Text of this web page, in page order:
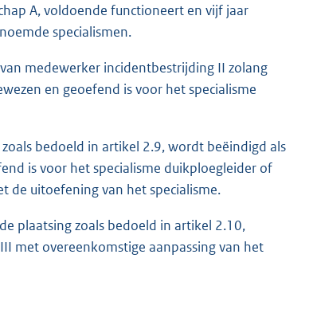
A, voldoende functioneert en vijf jaar
specialismen.
medewerker incidentbestrijding II zolang
en geoefend is voor het specialisme
bedoeld in artikel 2.9, wordt beëindigd als
is voor het specialisme duikploegleider of
de uitoefening van het specialisme.
plaatsing zoals bedoeld in artikel 2.10,
met overeenkomstige aanpassing van het